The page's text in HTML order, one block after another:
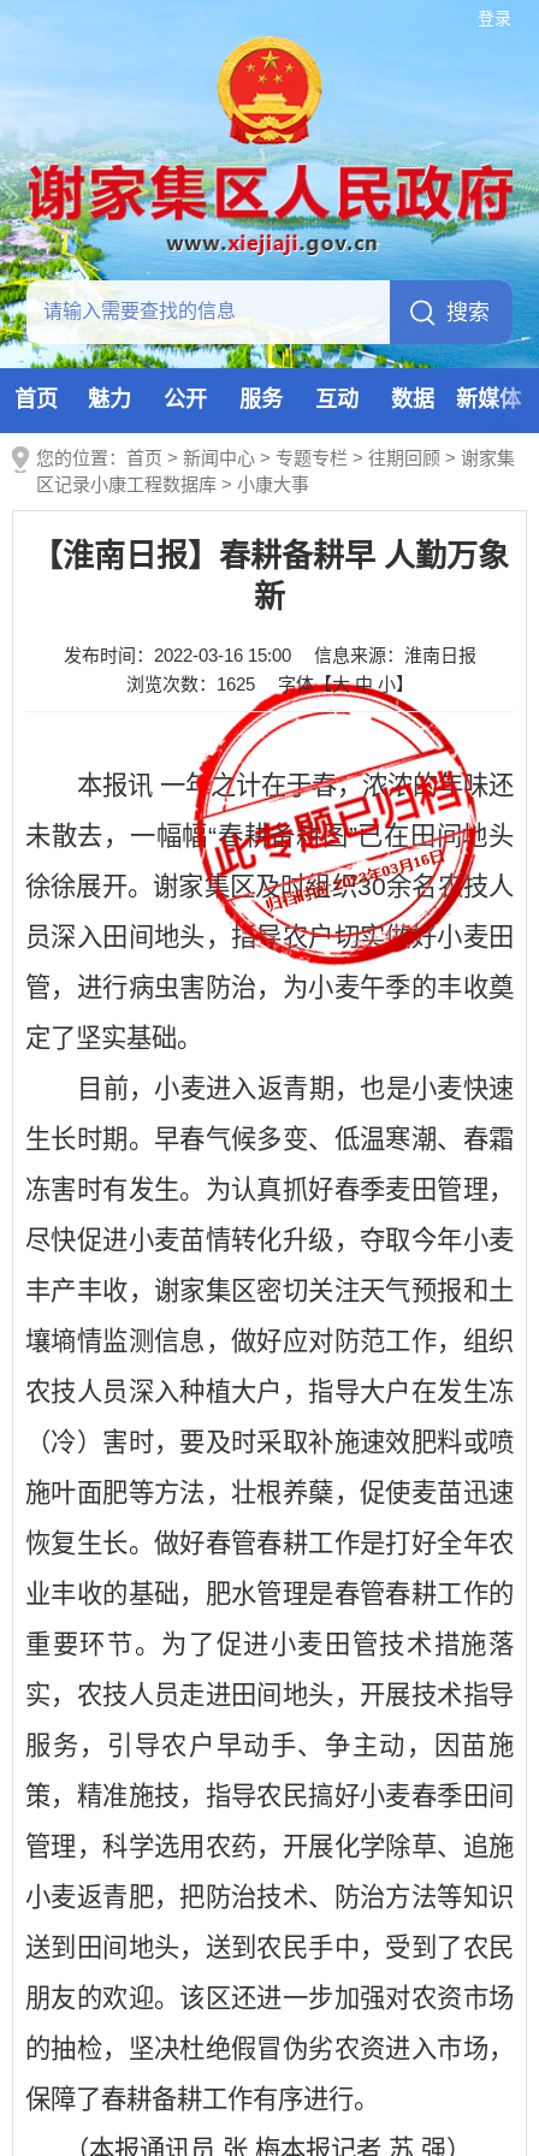
登录
首页 魅力 公开 服务 互动 数据 新媒体
您的位置： 首页 > 新闻中心 > 专题专栏 > 往期回顾 > 谢家集
区记录小康工程数据库 > 小康大事
【淮南日报】春耕备耕早 人勤万象
新
发布时间：2022-03-16 15:00
信息来源：淮南日报
浏览次数： 1625 字体【大 中 小】
本报讯 一年之计在于春，浓浓的年味还
未散去，一幅幅“春耕备耕图”已在田间地头
徐徐展开。谢家集区及时组织30余名农技人
员深入田间地头，指导农户切实做好小麦田
管，进行病虫害防治，为小麦午季的丰收奠
定了坚实基础。
目前，小麦进入返青期，也是小麦快速
生长时期。早春气候多变、低温寒潮、春霜
冻害时有发生。为认真抓好春季麦田管理，
尽快促进小麦苗情转化升级，夺取今年小麦
丰产丰收，谢家集区密切关注天气预报和土
壤墒情监测信息，做好应对防范工作，组织
农技人员深入种植大户，指导大户在发生冻
（冷）害时，要及时采取补施速效肥料或喷
施叶面肥等方法，壮根养蘖，促使麦苗迅速
恢复生长。做好春管春耕工作是打好全年农
业丰收的基础，肥水管理是春管春耕工作的
重要环节。为了促进小麦田管技术措施落
实，农技人员走进田间地头，开展技术指导
服务，引导农户早动手、争主动，因苗施
策，精准施技，指导农民搞好小麦春季田间
管理，科学选用农药，开展化学除草、追施
小麦返青肥，把防治技术、防治方法等知识
送到田间地头，送到农民手中，受到了农民
朋友的欢迎。该区还进一步加强对农资市场
的抽检，坚决杜绝假冒伪劣农资进入市场，
保障了春耕备耕工作有序进行。